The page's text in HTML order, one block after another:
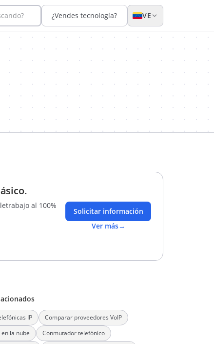
¿Vendes tecnología? VE
al 100%
Solicitar información
Ver más→
IP
Comparar proveedores VoIP
la nube
Conmutador telefónico